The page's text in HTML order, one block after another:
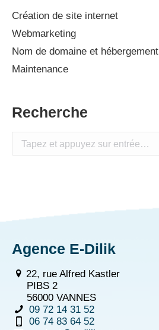
Création de site internet
Webmarketing
Nom de domaine et hébergement
Maintenance
Recherche
Recherche
Agence E-Dilik
22, rue Alfred Kastler
PIBS 2
56000 VANNES
09 72 14 31 52
06 74 83 64 52